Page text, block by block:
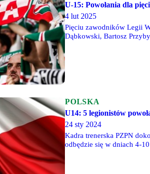
U-15: Powołania dla
4 lut 2025
Pięciu zawodników Legii
Dąbkowski, Bartosz
POLSKA
U14: 5 legionistów
24 sty 2024
Kadra trenerska PZPN
odbędzie się w dniach 4-